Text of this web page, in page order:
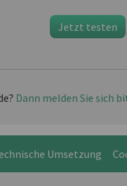
Jetzt testen
Dann melden Sie sich
Umsetzung